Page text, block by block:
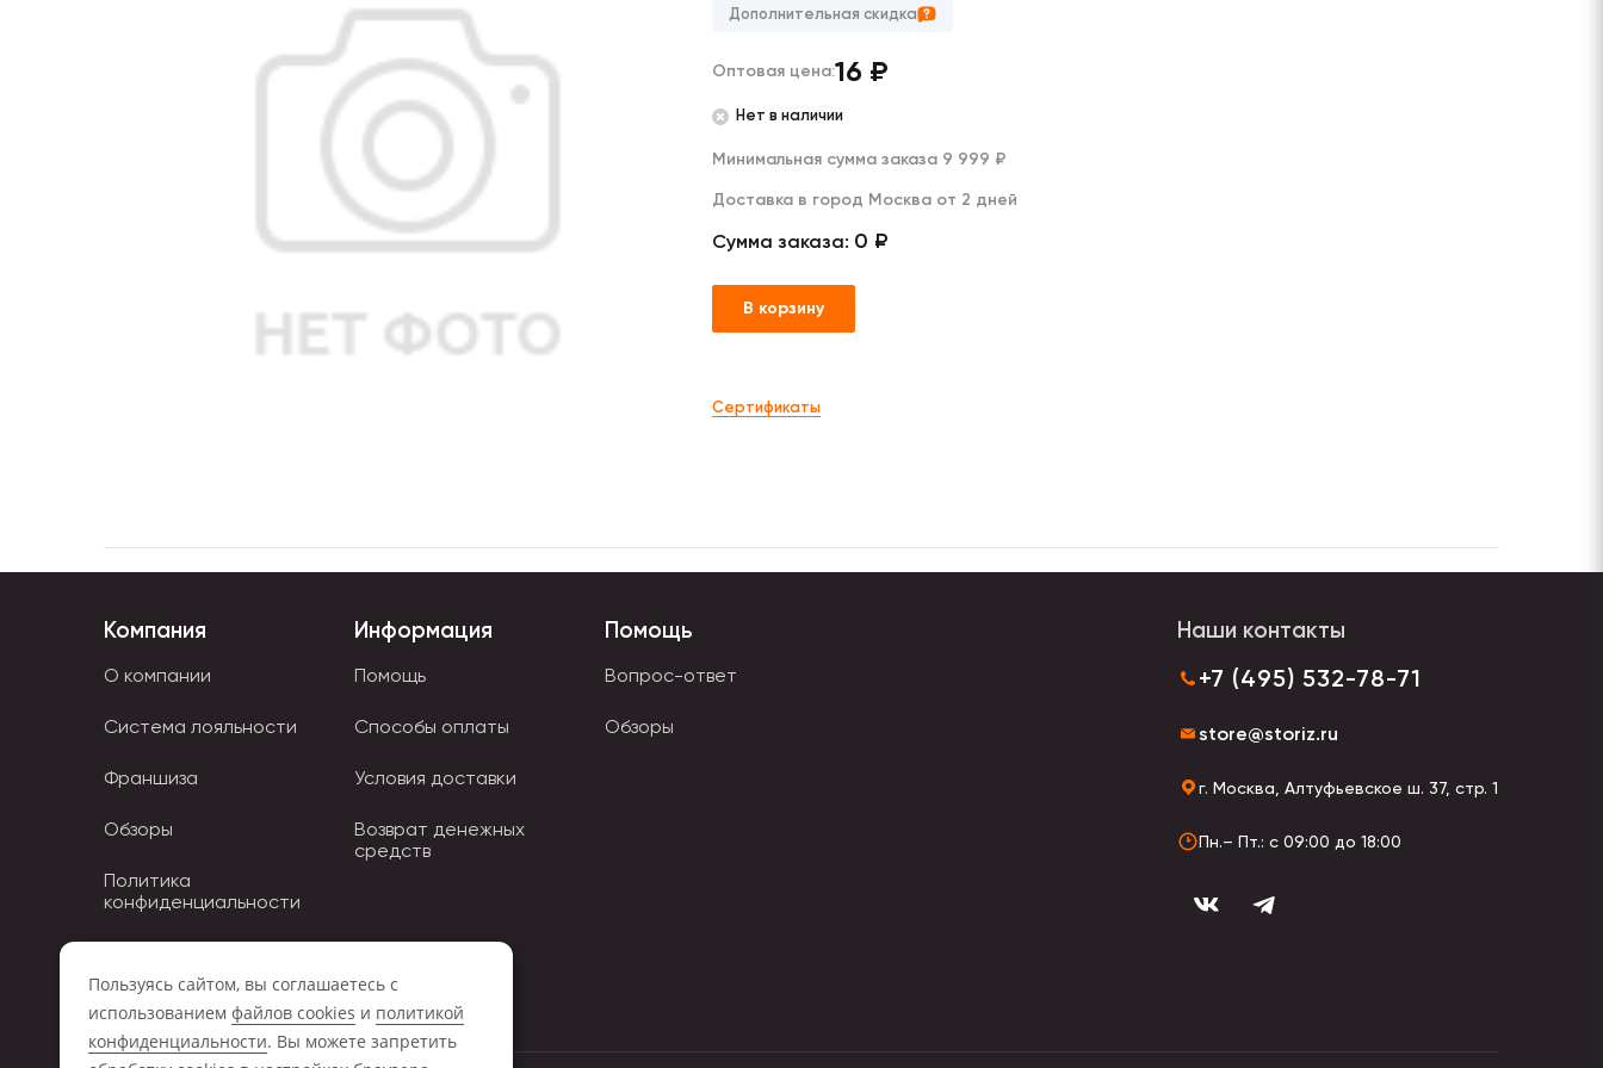
Мягкие игрушки
Дополнительная скидка
Оптовая цена:16 ₽
Нет в наличии
Минимальная сумма заказа 9 999 ₽
Доставка в город Москва от 2 дней
Сумма заказа: 0 ₽
В корзину
Сертификаты
Компания
О компании
Система лояльности
Франшиза
Обзоры
Политика
конфиденциальности
Информация
Помощь
Способы оплаты
Условия доставки
Возврат денежных
средств
Помощь
Вопрос-ответ
Обзоры
Наши контакты
+7 (495) 532-78-71
store@storiz.ru
г. Москва, Алтуфьевское ш. 37, стр. 1
Пн.– Пт.: с 09:00 до 18:00
Пользуясь сайтом, вы соглашаетесь с
использованием файлов cookies и политикой
конфиденциальности. Вы можете запретить